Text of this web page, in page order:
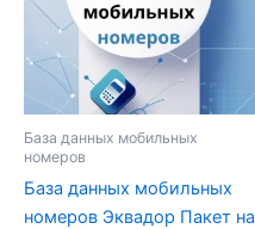
База данных мобильных
номеров
База данных мобильных
номеров Эквадор Пакет на